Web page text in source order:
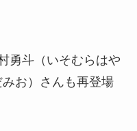
勇斗（いそむらはや
お）さんも再登場